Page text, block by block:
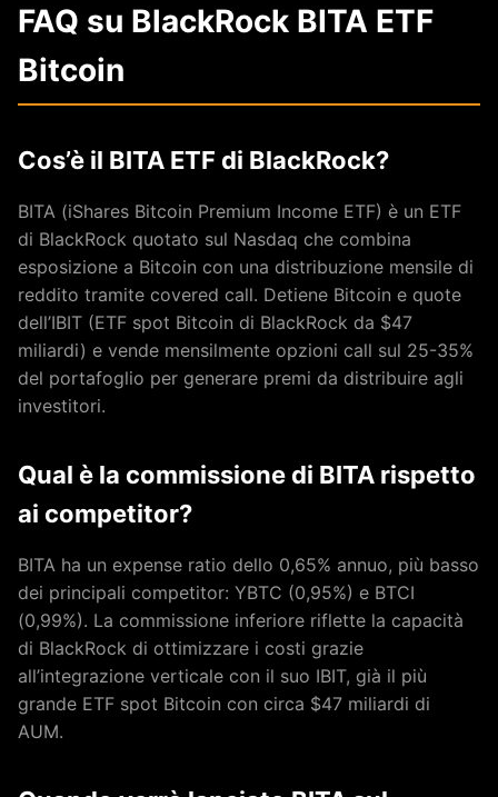
FAQ su BlackRock BITA ETF
Bitcoin
Cos’è il BITA ETF di BlackRock?
BITA (iShares Bitcoin Premium Income ETF) è un ETF
di BlackRock quotato sul Nasdaq che combina
esposizione a Bitcoin con una distribuzione mensile di
reddito tramite covered call. Detiene Bitcoin e quote
dell’IBIT (ETF spot Bitcoin di BlackRock da $47
miliardi) e vende mensilmente opzioni call sul 25-35%
del portafoglio per generare premi da distribuire agli
investitori.
Qual è la commissione di BITA rispetto
ai competitor?
BITA ha un expense ratio dello 0,65% annuo, più basso
dei principali competitor: YBTC (0,95%) e BTCI
(0,99%). La commissione inferiore riflette la capacità
di BlackRock di ottimizzare i costi grazie
all’integrazione verticale con il suo IBIT, già il più
grande ETF spot Bitcoin con circa $47 miliardi di
AUM.